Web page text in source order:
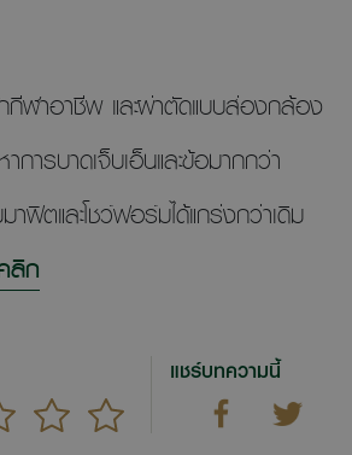
กีฬาอาชีพ และผ่าตัดแบบส่องกล้อง
ารบาดเจ็บเอ็นและข้อมากกว่า
ฟิตและโชว์ฟอร์มได้แกร่งกว่าเดิม
ลิก
แชร์บทความนี้